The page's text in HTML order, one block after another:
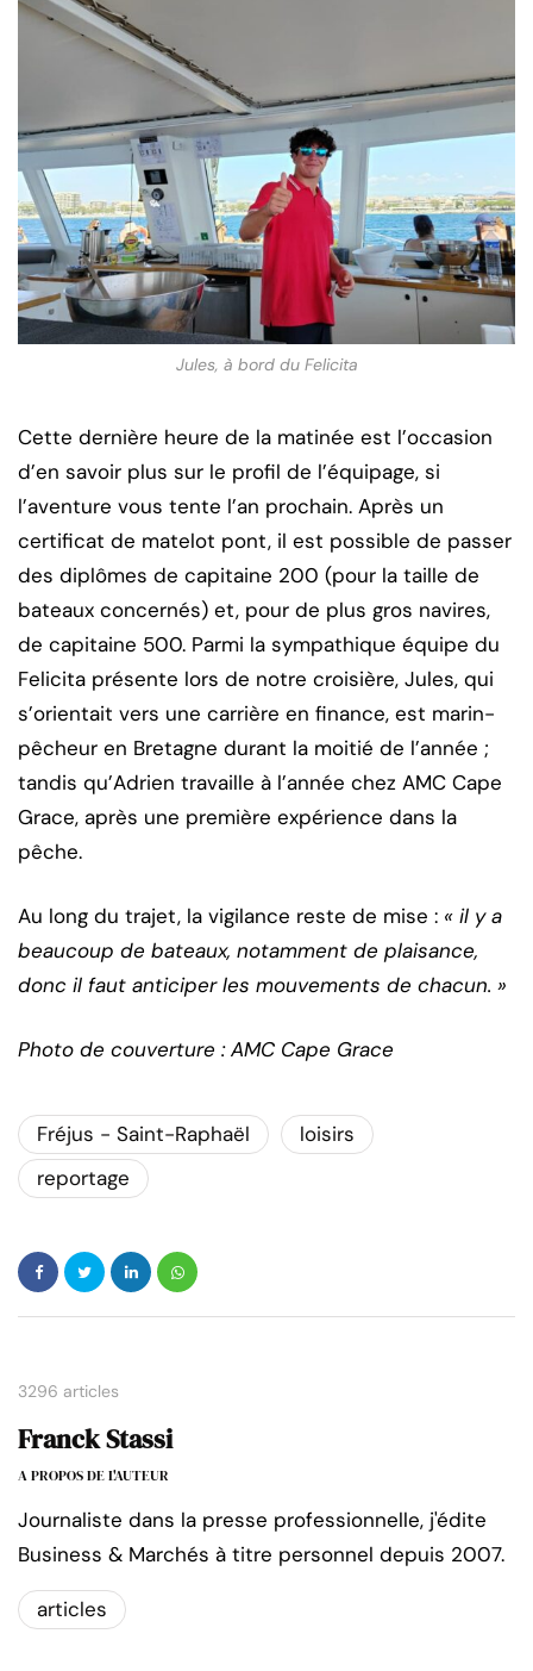
Jules, à bord du Felicita
Cette dernière heure de la matinée est l’occasion
d’en savoir plus sur le profil de l’équipage, si
l’aventure vous tente l’an prochain. Après un
certificat de matelot pont, il est possible de passer
des diplômes de capitaine 200 (pour la taille de
bateaux concernés) et, pour de plus gros navires,
de capitaine 500. Parmi la sympathique équipe du
Felicita présente lors de notre croisière, Jules, qui
s’orientait vers une carrière en finance, est marin-
pêcheur en Bretagne durant la moitié de l’année ;
tandis qu’Adrien travaille à l’année chez AMC Cape
Grace, après une première expérience dans la
pêche.
Au long du trajet, la vigilance reste de mise : « il y a
beaucoup de bateaux, notamment de plaisance,
donc il faut anticiper les mouvements de chacun. »
Photo de couverture : AMC Cape Grace
Fréjus - Saint-Raphaël
loisirs
reportage
3296 articles
Franck Stassi
A PROPOS DE L'AUTEUR
Journaliste dans la presse professionnelle, j'édite
Business & Marchés à titre personnel depuis 2007.
articles